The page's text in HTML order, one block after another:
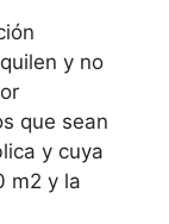
y no
que sean
y cuya
m2 y la